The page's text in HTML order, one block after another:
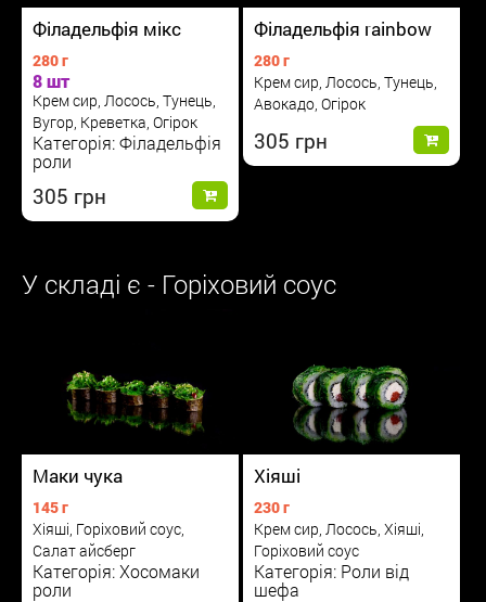
Філадельфія мікс
280 г
8 шт
Крем сир, Лосось, Тунець,
Вугор, Креветка, Огірок
Категорія: Філадельфія
роли
305
Філадельфія rainbow
280 г
Крем сир, Лосось, Тунець,
Авокадо, Огірок
305
У складі є - Горіховий соус
Маки чука
145 г
Хіяші, Горіховий соус,
Салат айсберг
Категорія: Хосомаки
роли
Хіяші
230 г
Крем сир, Лосось, Хіяші,
Горіховий соус
Категорія: Роли від
шефа